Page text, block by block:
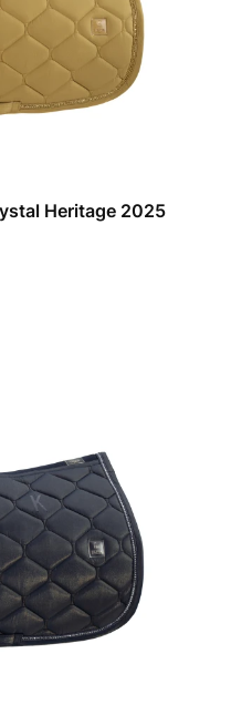
Heritage 2025